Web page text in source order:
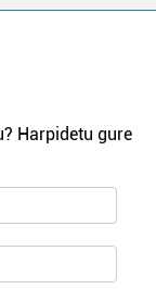
Harpidetu gure